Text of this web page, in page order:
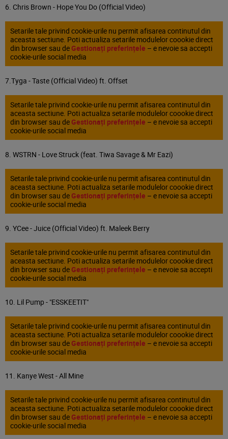
6. Chris Brown - Hope You Do (Official Video)
Setarile tale privind cookie-urile nu permit afisarea continutul din
aceasta sectiune. Poti actualiza setarile modulelor coookie direct
din browser sau de Gestionați preferințele – e nevoie sa accepti
cookie-urile social media
7.Tyga - Taste (Official Video) ft. Offset
Setarile tale privind cookie-urile nu permit afisarea continutul din
aceasta sectiune. Poti actualiza setarile modulelor coookie direct
din browser sau de Gestionați preferințele – e nevoie sa accepti
cookie-urile social media
8. WSTRN - Love Struck (feat. Tiwa Savage & Mr Eazi)
Setarile tale privind cookie-urile nu permit afisarea continutul din
aceasta sectiune. Poti actualiza setarile modulelor coookie direct
din browser sau de Gestionați preferințele – e nevoie sa accepti
cookie-urile social media
9. YCee - Juice (Official Video) ft. Maleek Berry
Setarile tale privind cookie-urile nu permit afisarea continutul din
aceasta sectiune. Poti actualiza setarile modulelor coookie direct
din browser sau de Gestionați preferințele – e nevoie sa accepti
cookie-urile social media
10. Lil Pump - "ESSKEETIT"
Setarile tale privind cookie-urile nu permit afisarea continutul din
aceasta sectiune. Poti actualiza setarile modulelor coookie direct
din browser sau de Gestionați preferințele – e nevoie sa accepti
cookie-urile social media
11. Kanye West - All Mine
Setarile tale privind cookie-urile nu permit afisarea continutul din
aceasta sectiune. Poti actualiza setarile modulelor coookie direct
din browser sau de Gestionați preferințele – e nevoie sa accepti
cookie-urile social media